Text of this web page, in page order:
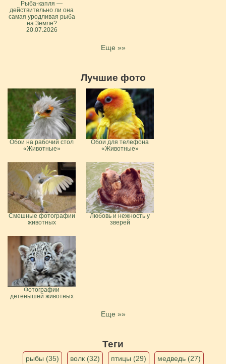
Рыба-капля —
действительно ли она
самая уродливая рыба
на Земле?
20.07.2026
Еще »»
Лучшие фото
Обои на рабочий стол
«Животные»
Обои для телефона
«Животные»
Смешные фотографии
животных
Любовь и нежность у
зверей
Фотографии
детенышей животных
Еще »»
Теги
рыбы (35) волк (32) птицы (29) медведь (27)